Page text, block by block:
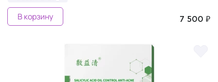
7 500 ₽
В корзину